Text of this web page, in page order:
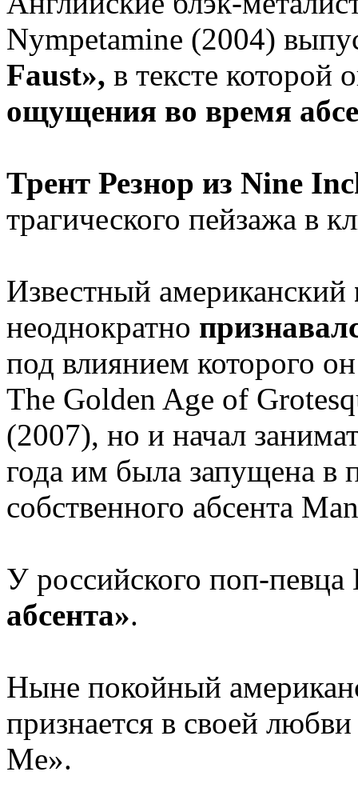
Nympetamine (2004)
Faust», в тексте которой
ощущения во время
Трент Резнор из Nine
трагического пейзажа в
Известный американский
неоднократно
под влиянием которого
The Golden Age of
(2007), но и начал
года им была запущена в
собственного абсента
У российского поп-
абсента».
Ныне покойный
признается в своей
Me».